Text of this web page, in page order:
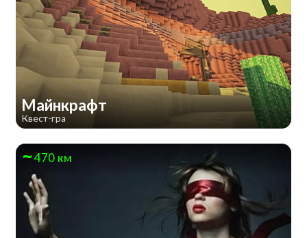
Майнкрафт
Квест-гра
470 км